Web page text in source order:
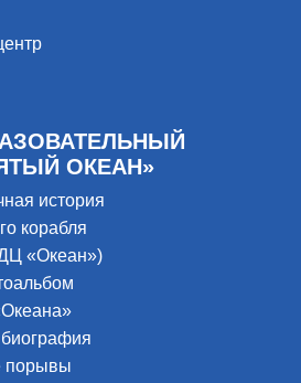
ОКЕАН»
история
корабля
«Океан»)
порывы